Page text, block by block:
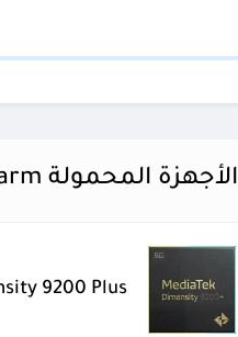
الأجهزة المحمولة arm
9200 Plus